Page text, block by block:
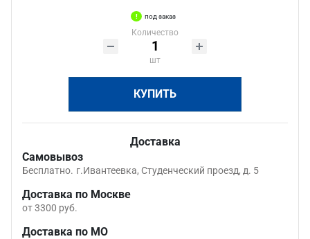
под заказ
Количество
шт
КУПИТЬ
Доставка
Самовывоз
Бесплатно. г.Ивантеевка, Студенческий проезд, д. 5
Доставка по Москве
от 3300 руб.
Доставка по МО